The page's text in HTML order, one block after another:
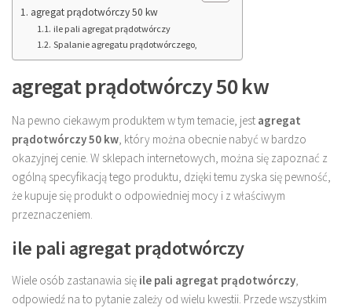
agregat prądotwórczy 50 kw
ile pali agregat prądotwórczy
Spalanie agregatu prądotwórczego,
agregat prądotwórczy 50 kw
Na pewno ciekawym produktem w tym temacie, jest agregat
prądotwórczy 50 kw, który można obecnie nabyć w bardzo
okazyjnej cenie. W sklepach internetowych, można się zapoznać z
ogólną specyfikacją tego produktu, dzięki temu zyska się pewność,
że kupuje się produkt o odpowiedniej mocy i z właściwym
przeznaczeniem.
ile pali agregat prądotwórczy
Wiele osób zastanawia się ile pali agregat prądotwórczy,
odpowiedź na to pytanie zależy od wielu kwestii. Przede wszystkim